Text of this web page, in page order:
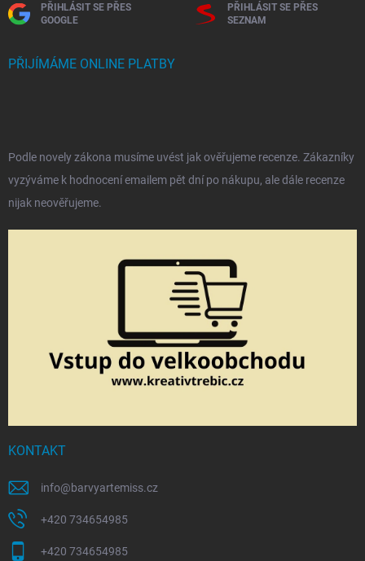
PŘIHLÁSIT SE PŘES
GOOGLE
PŘIHLÁSIT SE PŘES
SEZNAM
PŘIJÍMÁME ONLINE PLATBY
Podle novely zákona musíme uvést jak ověřujeme recenze. Zákazníky
vyzýváme k hodnocení emailem pět dní po nákupu, ale dále recenze
nijak neověřujeme.
KONTAKT
info@barvyartemiss.cz
+420 734654985
+420 734654985